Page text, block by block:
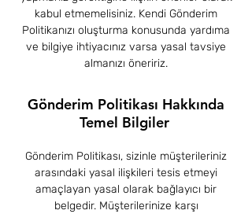
kabul etmemelisiniz. Kendi Gönderim
Politikanızı oluşturma konusunda yardıma
ve bilgiye ihtiyacınız varsa yasal tavsiye
almanızı öneririz.
Gönderim Politikası Hakkında
Temel Bilgiler
Gönderim Politikası, sizinle müşterileriniz
arasındaki yasal ilişkileri tesis etmeyi
amaçlayan yasal olarak bağlayıcı bir
belgedir. Müşterilerinize karşı